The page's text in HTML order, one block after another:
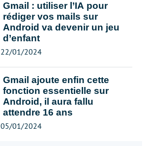
Gmail : utiliser l’IA pour
rédiger vos mails sur
Android va devenir un jeu
d’enfant
22/01/2024
Gmail ajoute enfin cette
fonction essentielle sur
Android, il aura fallu
attendre 16 ans
05/01/2024